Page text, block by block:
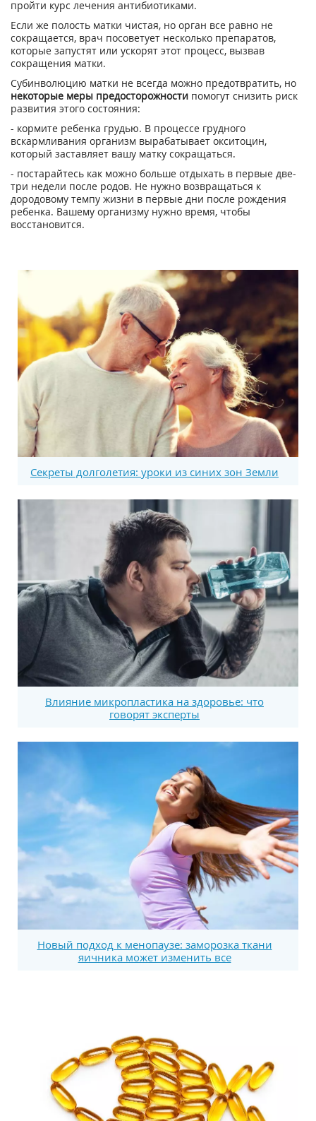
пройти курс лечения антибиотиками.
Если же полость матки чистая, но орган все равно не
сокращается, врач посоветует несколько препаратов,
которые запустят или ускорят этот процесс, вызвав
сокращения матки.
Субинволюцию матки не всегда можно предотвратить, но
некоторые меры предосторожности помогут снизить риск
развития этого состояния:
- кормите ребенка грудью. В процессе грудного
вскармливания организм вырабатывает окситоцин,
который заставляет вашу матку сокращаться.
- постарайтесь как можно больше отдыхать в первые две-
три недели после родов. Не нужно возвращаться к
дородовому темпу жизни в первые дни после рождения
ребенка. Вашему организму нужно время, чтобы
восстановится.
Секреты долголетия: уроки из синих зон Земли
Влияние микропластика на здоровье: что
говорят эксперты
Новый подход к менопаузе: заморозка ткани
яичника может изменить все